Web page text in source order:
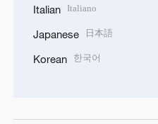
Italian Italiano
Japanese 日本語
Korean 한국어